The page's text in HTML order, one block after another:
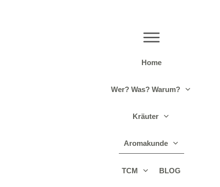
Home
Wer? Was? Warum?
Kräuter
Aromakunde
TCM BLOG